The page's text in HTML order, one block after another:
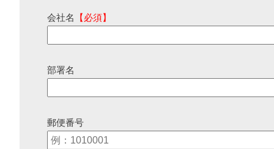
会社名 【必須】
部署名
郵便番号